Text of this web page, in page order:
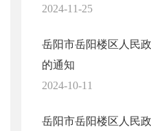
2024-11-25
岳阳市岳阳楼区人民
的通知
2024-10-11
岳阳市岳阳楼区人民